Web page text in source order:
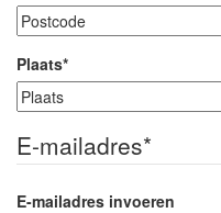
Plaats*
E-mailadres*
E-mailadres invoeren